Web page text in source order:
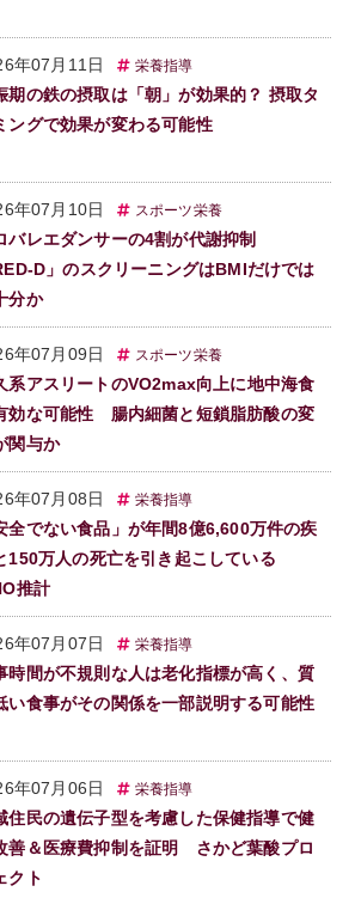
年07月11日 栄養指導
期の鉄の摂取は「朝」が効果的？ 摂取タ
ングで効果が変わる可能性
年07月10日 スポーツ栄養
バレエダンサーの4割が代謝抑制
D」のスクリーニングはBMIだけでは
分か
年07月09日 スポーツ栄養
系アスリートのVO2max向上に地中海食
効な可能性 腸内細菌と短鎖脂肪酸の変
関与か
年07月08日 栄養指導
全でない食品」が年間8億6,600万件の疾
150万人の死亡を引き起こしている
推計
年07月07日 栄養指導
時間が不規則な人は老化指標が高く、質
い食事がその関係を一部説明する可能性
年07月06日 栄養指導
住民の遺伝子型を考慮した保健指導で健
善＆医療費抑制を証明 さかど葉酸プロ
クト